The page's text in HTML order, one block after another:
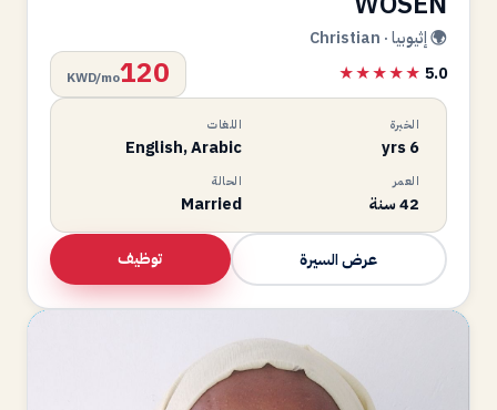
🌍 إثيوبيا · Christian
★★★★★ 5.0
120
KWD/mo
الخبرة
6 yrs
اللغات
English, Arabic
العمر
42 سنة
الحالة
Married
عرض السيرة توظيف
ZT